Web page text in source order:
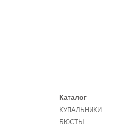
Каталог
КУПАЛЬНИКИ
БЮСТЫ